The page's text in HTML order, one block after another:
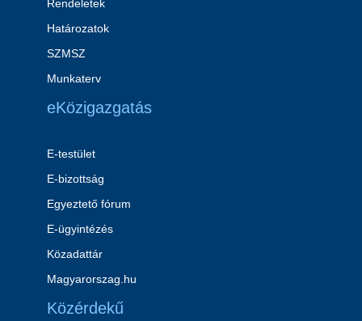
Rendeletek
Határozatok
SZMSZ
Munkaterv
eKözigazgatás
E-testület
E-bizottság
Egyeztető fórum
E-ügyintézés
Közadattár
Magyarorszag.hu
Közérdekű